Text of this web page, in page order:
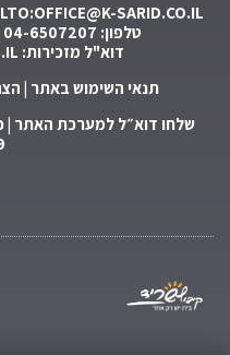
SARID.CO.IL
טלפון: 04-6507207 | ווטסאפ: 050-8594-449
דוא"ל מזכירות:
תנאי השימוש באתר
שלחו דוא״ל למערכת האתר